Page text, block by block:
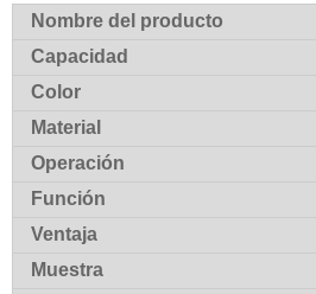
Nombre del producto
Capacidad
Color
Material
Operación
Función
Ventaja
Muestra